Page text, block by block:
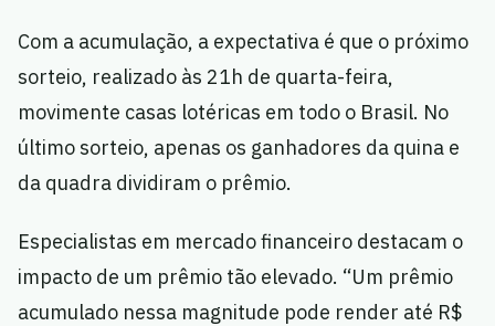
Com a acumulação, a expectativa é que o próximo
sorteio, realizado às 21h de quarta-feira,
movimente casas lotéricas em todo o Brasil. No
último sorteio, apenas os ganhadores da quina e
da quadra dividiram o prêmio.
Especialistas em mercado financeiro destacam o
impacto de um prêmio tão elevado. “Um prêmio
acumulado nessa magnitude pode render até R$